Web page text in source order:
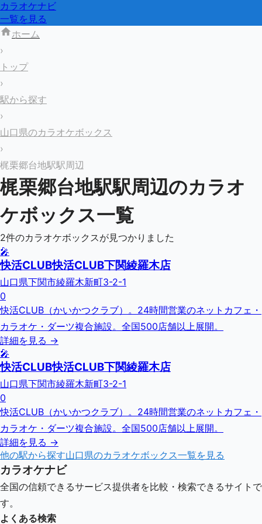
カラオケナビ
一覧を見る
ホーム
›
トップ
›
駅から探す
›
山口県のカラオケボックス
›
梶栗郷台地駅駅周辺
梶栗郷台地駅駅周辺のカラオ
ケボックス一覧
2件のカラオケボックスが見つかりました
🎤
快活CLUB快活CLUB下関綾羅木店
山口県下関市綾羅木新町3-2-1
0
快活CLUB（かいかつクラブ）。24時間営業のネットカフェ・
カラオケ・ダーツ複合施設。全国500店舗以上展開。
詳細を見る →
🎤
快活CLUB快活CLUB下関綾羅木店
山口県下関市綾羅木新町3-2-1
0
快活CLUB（かいかつクラブ）。24時間営業のネットカフェ・
カラオケ・ダーツ複合施設。全国500店舗以上展開。
詳細を見る →
他の駅から探す山口県のカラオケボックス一覧を見る
カラオケナビ
全国の信頼できるサービス提供者を比較・検索できるサイトで
す。
よくある検索